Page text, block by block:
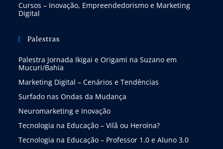
Cursos – Inovação, Empreendedorismo e Marketing
Digital
Palestras
Palestra Jornada Ikigai e Origami na Suzano em
Mucuri/Bahia
Marketing Digital – Cenários e Tendências
Surfado nas Ondas da Mudança
Neuromarketing e Inovação
Tecnologia na Educação – Vilã ou Heroína?
Tecnologia na Educação – Professor 1.0 e Aluno 3.0